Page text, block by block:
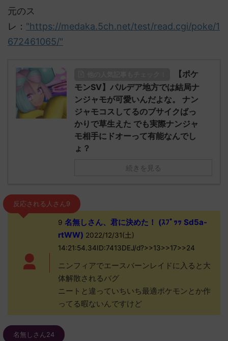
元のス
レ： "https://medaka.5ch.net/test/read.cgi/poke/1
672461065/"
【ポケ
モンSV】パルデア地方では結局ナ
ンジャモが可愛いんだよな。 ナン
ジャモコスしてるのブサイクばっ
かりで草生えた でも実際ナンジャ
モ相手にドオーって有能なんでし
ょ？
続きを見る
反応される人さん9
9 名無しさん、君に決めた！ (ｽﾌﾟｯｯ Sd5a-
rtWW) 2022/12/31(土)
14:21:54.34ID:7413DEJ/d?>>13>>17>>24
ニンフィアでエースバーンレイドに入ると大
体解散されるバグ
ニートと違っていちいち最適ポケモンとか作
ってる暇ないんですけど
名無しさん24